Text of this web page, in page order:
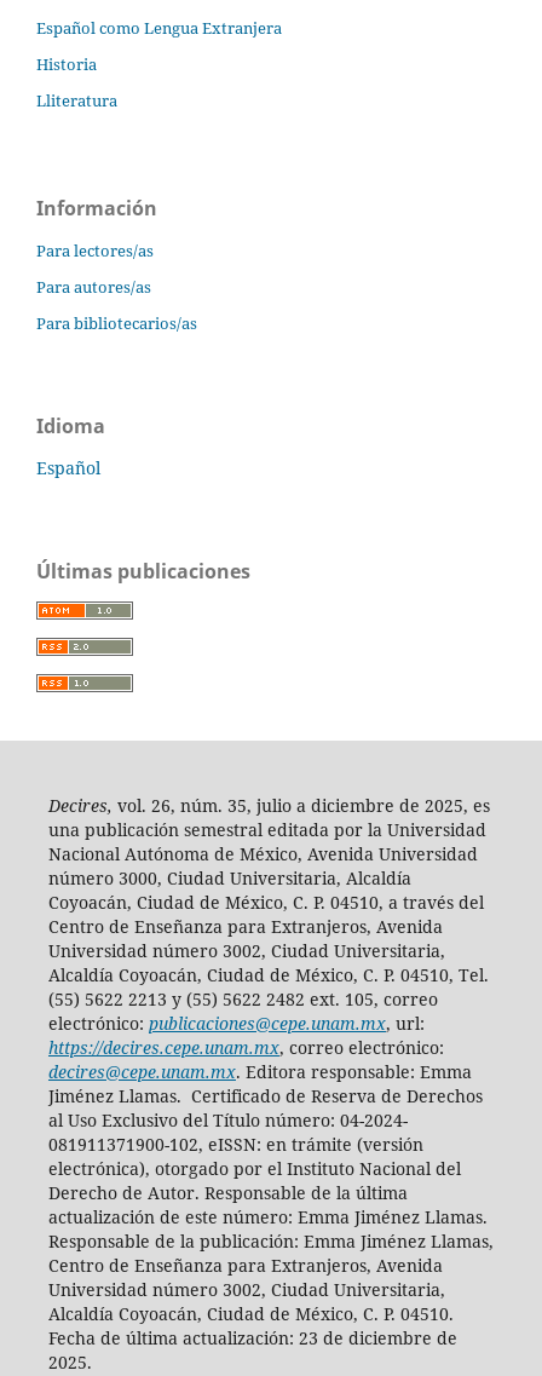
Español como Lengua Extranjera
Historia
Lliteratura
Información
Para lectores/as
Para autores/as
Para bibliotecarios/as
Idioma
Español
Últimas publicaciones
Decires, vol. 26, núm. 35, julio a diciembre de 2025, es
una publicación semestral editada por la Universidad
Nacional Autónoma de México, Avenida Universidad
número 3000, Ciudad Universitaria, Alcaldía
Coyoacán, Ciudad de México, C. P. 04510, a través del
Centro de Enseñanza para Extranjeros, Avenida
Universidad número 3002, Ciudad Universitaria,
Alcaldía Coyoacán, Ciudad de México, C. P. 04510, Tel.
(55) 5622 2213 y (55) 5622 2482 ext. 105, correo
electrónico: publicaciones@cepe.unam.mx, url:
https://decires.cepe.unam.mx, correo electrónico:
decires@cepe.unam.mx. Editora responsable: Emma
Jiménez Llamas. Certificado de Reserva de Derechos
al Uso Exclusivo del Título número: 04-2024-
081911371900-102, eISSN: en trámite (versión
electrónica), otorgado por el Instituto Nacional del
Derecho de Autor. Responsable de la última
actualización de este número: Emma Jiménez Llamas.
Responsable de la publicación: Emma Jiménez Llamas,
Centro de Enseñanza para Extranjeros, Avenida
Universidad número 3002, Ciudad Universitaria,
Alcaldía Coyoacán, Ciudad de México, C. P. 04510.
Fecha de última actualización: 23 de diciembre de
2025.